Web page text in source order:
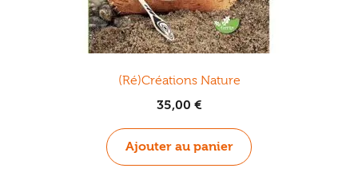
(Ré)Créations Nature
35,00 €
Ajouter au panier